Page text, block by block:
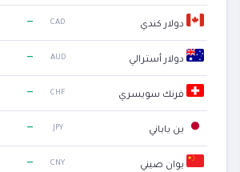
دولار كندي CAD
—
دولار أسترالي AUD
—
فرنك سويسري CHF
—
ين ياباني JPY
—
يوان صيني CNY
—